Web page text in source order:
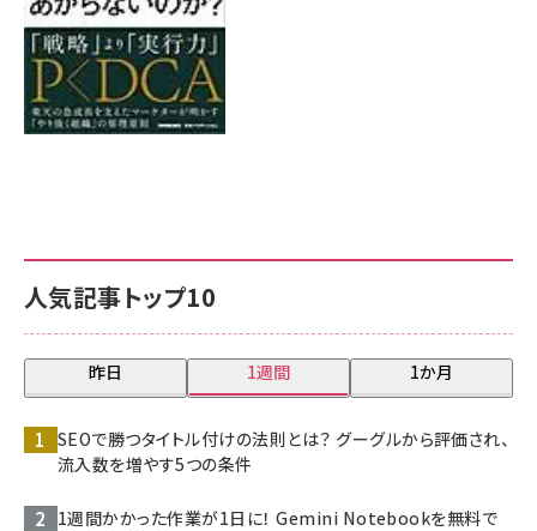
人気記事トップ10
昨日 1週間 1か月
SEOで勝つタイトル付けの法則とは？ グーグルから評価され、
流入数を増やす5つの条件
1週間かかった作業が1日に！ Gemini Notebookを無料で